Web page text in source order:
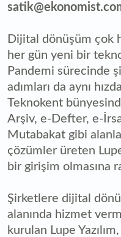
Dijital dönüşüm çok
her gün yeni bir
Pandemi sürecinde
adımları da aynı
Teknokent
Arşiv, e-Defter, e-
Mutabakat gibi
çözümler üreten
bir girişim olmasına
Şirketlere dijital
alanında hizmet
kurulan Lupe